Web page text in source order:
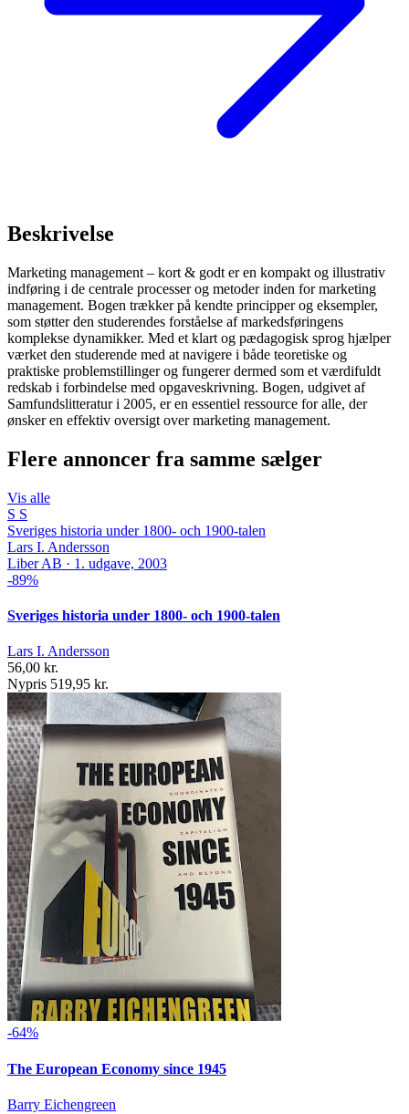
Beskrivelse
Marketing management – kort & godt er en kompakt og illustrativ
indføring i de centrale processer og metoder inden for marketing
management. Bogen trækker på kendte principper og eksempler,
som støtter den studerendes forståelse af markedsføringens
komplekse dynamikker. Med et klart og pædagogisk sprog hjælper
værket den studerende med at navigere i både teoretiske og
praktiske problemstillinger og fungerer dermed som et værdifuldt
redskab i forbindelse med opgaveskrivning. Bogen, udgivet af
Samfundslitteratur i 2005, er en essentiel ressource for alle, der
ønsker en effektiv oversigt over marketing management.
Flere annoncer fra samme sælger
Vis alle
S S
Sveriges historia under 1800- och 1900-talen
Lars I. Andersson
Liber AB · 1. udgave, 2003
-89%
Sveriges historia under 1800- och 1900-talen
Lars I. Andersson
56,00 kr.
Nypris 519,95 kr.
-64%
The European Economy since 1945
Barry Eichengreen